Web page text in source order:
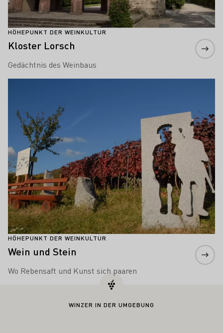
HÖHEPUNKT DER WEINKULTUR
Kloster Lorsch
Gedächtnis des Weinbaus
HÖHEPUNKT DER WEINKULTUR
Wein und Stein
Wo Rebensaft und Kunst sich paaren
WINZER IN DER UMGEBUNG